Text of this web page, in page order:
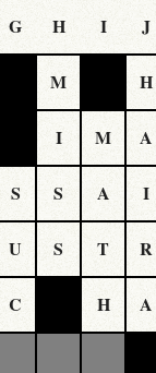
G H I J
M H
I M A
S S A I
U S T R
C H A